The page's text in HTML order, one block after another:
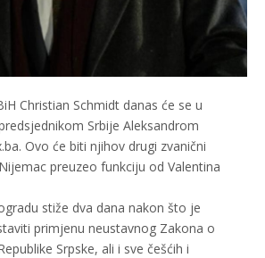
Christian Schmidt danas će se u
Srbije Aleksandrom
Ovo će biti njihov drugi zvanični
preuzeo funkciju od Valentina
stiže dva dana nakon što je
primjenu neustavnog Zakona o
Srpske, ali i sve češćih i